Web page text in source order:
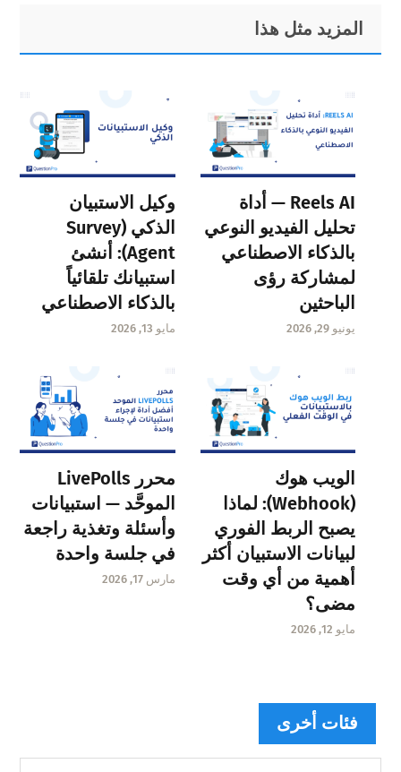
Primary
Sidebar
Footer
المزيد مثل هذا
Reels AI — أداة
تحليل الفيديو النوعي
بالذكاء الاصطناعي
لمشاركة رؤى
الباحثين
يونيو 29, 2026
وكيل الاستبيان
الذكي (Survey
Agent): أنشئ
استبيانك تلقائياً
بالذكاء الاصطناعي
مايو 13, 2026
الويب هوك
(Webhook): لماذا
يصبح الربط الفوري
لبيانات الاستبيان أكثر
أهمية من أي وقت
مضى؟
مايو 12, 2026
محرر LivePolls
الموحَّد — استبيانات
وأسئلة وتغذية راجعة
في جلسة واحدة
مارس 17, 2026
فئات أخرى